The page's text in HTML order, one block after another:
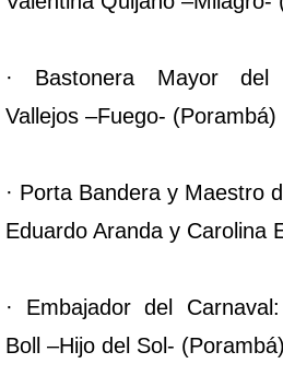
· Bastonera Mayor del
Vallejos –Fuego- (Porambá)
· Porta Bandera y Maestro
Eduardo Aranda y Carolina
· Embajador del
Boll –Hijo del Sol- (Porambá)